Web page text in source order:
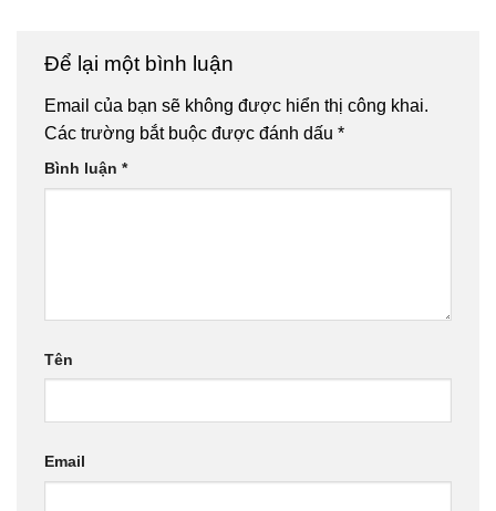
Để lại một bình luận
Email của bạn sẽ không được hiển thị công khai.
Các trường bắt buộc được đánh dấu *
Bình luận *
Tên
Email